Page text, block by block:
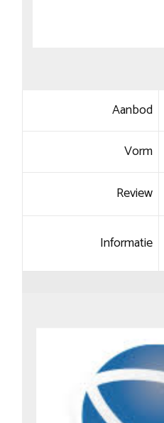
Aanbod
Vorm
Review
Informatie